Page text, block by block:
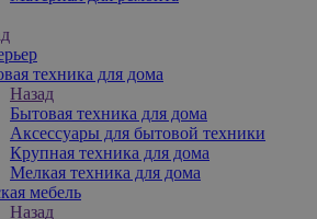
техника для дома
Назад
Бытовая техника для дома
Аксессуары для бытовой техники
Крупная техника для дома
Мелкая техника для дома
мебель
Назад